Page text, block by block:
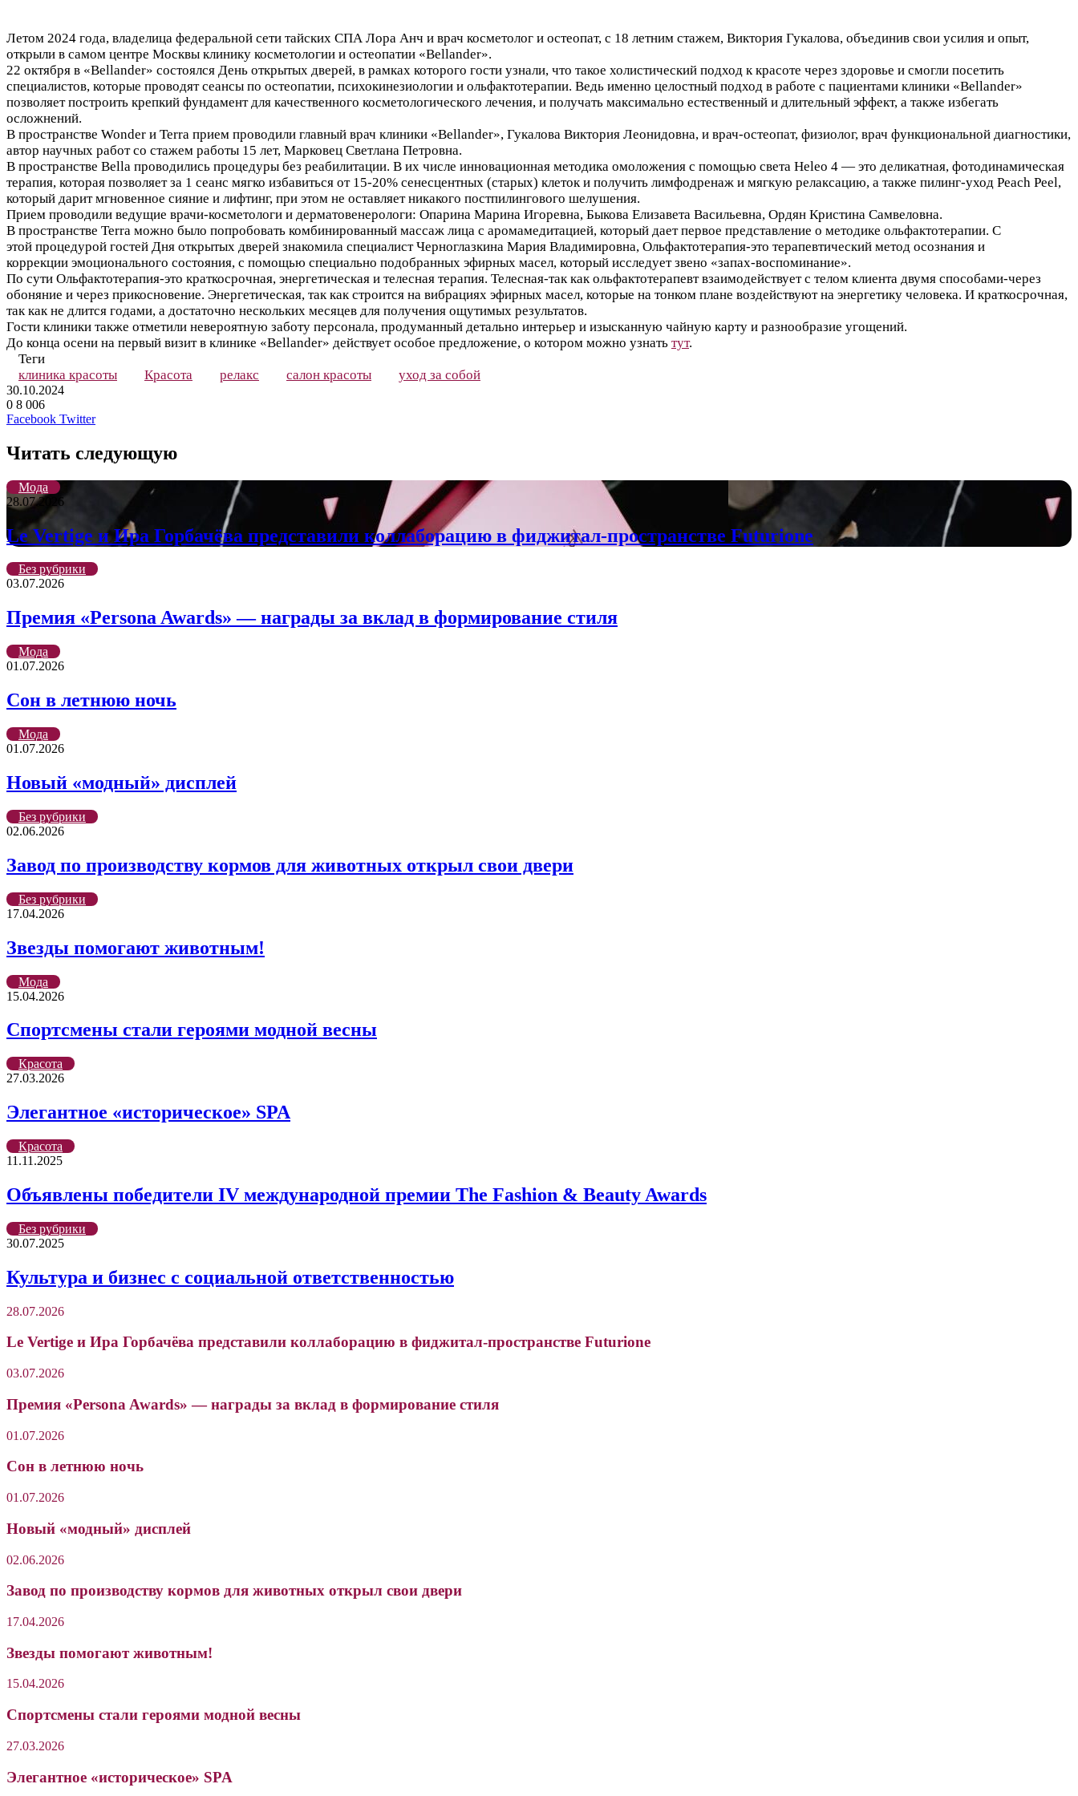
Летом 2024 года, владелица федеральной сети тайских СПА Лора Анч и врач косметолог и остеопат, с 18 летним стажем, Виктория Гукалова, объединив свои усилия и опыт,
открыли в самом центре Москвы клинику косметологии и остеопатии «Bellander».
22 октября в «Bellander» состоялся День открытых дверей, в рамках которого гости узнали, что такое холистический подход к красоте через здоровье и смогли посетить
специалистов, которые проводят сеансы по остеопатии, психокинезиологии и ольфактотерапии. Ведь именно целостный подход в работе с пациентами клиники «Bellander»
позволяет построить крепкий фундамент для качественного косметологического лечения, и получать максимально естественный и длительный эффект, а также избегать
осложнений.
В пространстве Wonder и Terra прием проводили главный врач клиники «Bellander», Гукалова Виктория Леонидовна, и врач-остеопат, физиолог, врач функциональной диагностики,
автор научных работ со стажем работы 15 лет, Марковец Светлана Петровна.
В пространстве Bella проводились процедуры без реабилитации. В их числе инновационная методика омоложения с помощью света Heleo 4 — это деликатная, фотодинамическая
терапия, которая позволяет за 1 сеанс мягко избавиться от 15-20% сенесцентных (старых) клеток и получить лимфодренаж и мягкую релаксацию, а также пилинг-уход Peach Peel,
который дарит мгновенное сияние и лифтинг, при этом не оставляет никакого постпилингового шелушения.
Прием проводили ведущие врачи-косметологи и дерматовенерологи: Опарина Марина Игоревна, Быкова Елизавета Васильевна, Ордян Кристина Самвеловна.
В пространстве Terra можно было попробовать комбинированный массаж лица с аромамедитацией, который дает первое представление о методике ольфактотерапии. С
этой процедурой гостей Дня открытых дверей знакомила специалист Черноглазкина Мария Владимировна, Ольфактотерапия-это терапевтический метод осознания и
коррекции эмоционального состояния, с помощью специально подобранных эфирных масел, который исследует звено «запах-воспоминание».
По сути Ольфактотерапия-это краткосрочная, энергетическая и телесная терапия. Телесная-так как ольфактотерапевт взаимодействует с телом клиента двумя способами-через
обоняние и через прикосновение. Энергетическая, так как строится на вибрациях эфирных масел, которые на тонком плане воздействуют на энергетику человека. И краткосрочная,
так как не длится годами, а достаточно нескольких месяцев для получения ощутимых результатов.
Гости клиники также отметили невероятную заботу персонала, продуманный детально интерьер и изысканную чайную карту и разнообразие угощений.
До конца осени на первый визит в клинике «Bellander» действует особое предложение, о котором можно узнать тут.
Теги
клиника красоты
Красота релакс салон красоты уход за собой
30.10.2024
0 8 006
Facebook TwitterLinkedIn
Tumblr
Reddit
Вконтакте
Одноклассники
Skype
Messenger
Messenger
WhatsApp
Telegram
Viber
Line
Поделиться
почту
Печатать
Читать следующую
Мода
28.07.2026
Le Vertige и Ира Горбачёва представили коллаборацию в фиджитал-пространстве Futurione
Без рубрики
03.07.2026
Премия «Persona Awards» — награды за вклад в формирование стиля
Мода
01.07.2026
Сон в летнюю ночь
Мода
01.07.2026
Новый «модный» дисплей
Без рубрики
02.06.2026
Завод по производству кормов для животных открыл свои двери
Без рубрики
17.04.2026
Звезды помогают животным!
Мода
15.04.2026
Cпортсмены стали героями модной весны
Красота
27.03.2026
Элегантное «историческое» SPA
Красота
11.11.2025
Объявлены победители IV международной премии The Fashion & Beauty Awards
Без рубрики
30.07.2025
Культура и бизнес с социальной ответственностью
28.07.2026
Le Vertige и Ира Горбачёва представили коллаборацию в фиджитал-пространстве Futurione
03.07.2026
Премия «Persona Awards» — награды за вклад в формирование стиля
01.07.2026
Сон в летнюю ночь
01.07.2026
Новый «модный» дисплей
02.06.2026
Завод по производству кормов для животных открыл свои двери
17.04.2026
Звезды помогают животным!
15.04.2026
Cпортсмены стали героями модной весны
27.03.2026
Элегантное «историческое» SPA